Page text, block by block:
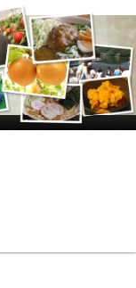
うんまい